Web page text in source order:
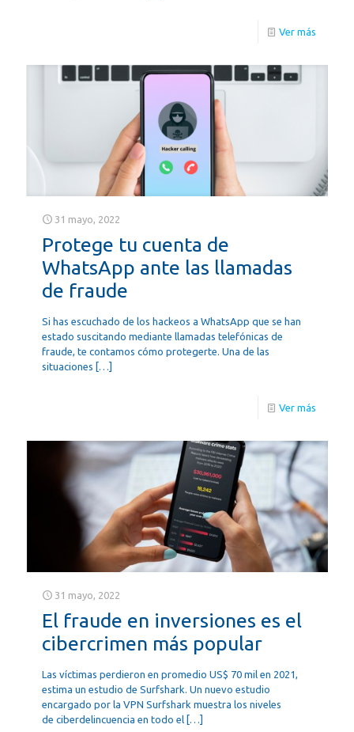
Ver más
31 mayo, 2022
Protege tu cuenta de
WhatsApp ante las llamadas
de fraude
Si has escuchado de los hackeos a WhatsApp que se han
estado suscitando mediante llamadas telefónicas de
fraude, te contamos cómo protegerte. Una de las
situaciones […]
Ver más
31 mayo, 2022
El fraude en inversiones es el
cibercrimen más popular
Las víctimas perdieron en promedio US$ 70 mil en 2021,
estima un estudio de Surfshark. Un nuevo estudio
encargado por la VPN Surfshark muestra los niveles
de ciberdelincuencia en todo el […]